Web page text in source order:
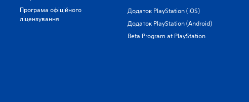
Програма офіційного
ліцензування
Додаток PlayStation (iOS)
Додаток PlayStation (Android)
Beta Program at PlayStation